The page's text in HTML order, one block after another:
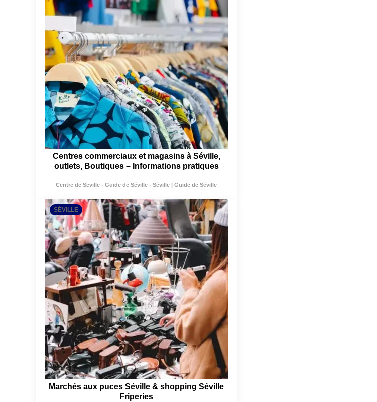
Centres commerciaux et magasins à Séville,
outlets, Boutiques – Informations pratiques
Centre de Seville - Guide de Séville - Séville | Guide de Séville
SÉVILLE
Marchés aux puces Séville & shopping Séville
Friperies